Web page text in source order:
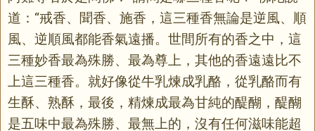
道：“戒香、聞香、施香，這三種香無論是逆風、順
風、逆順風都能香氣遠播。世間所有的香之中，這
三種妙香最為殊勝、最為尊上，其他的香遠遠比不
上這三種香。就好像從牛乳煉成乳酪，從乳酪而有
生酥、熟酥，最後，精煉成最為甘純的醍醐，醍醐
是五味中最為殊勝、最無上的，沒有任何滋味能超